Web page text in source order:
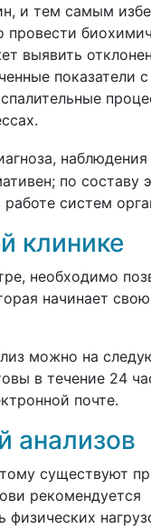
и тем самым
провести
выявить
показатели с
наблюдения
по составу
систем
клинике
необходимо
начинает
можно на
в течение 24
почте.
анализов
существуют
рекомендуется
физических